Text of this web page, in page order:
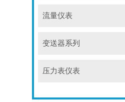
流量仪表
变送器系列
压力表仪表